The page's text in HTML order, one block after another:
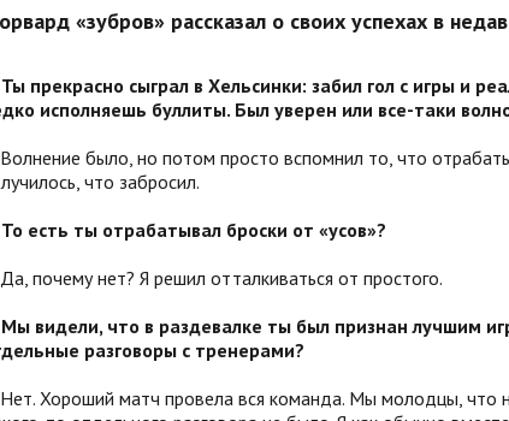
«зубров» рассказал о своих успехах в
прекрасно сыграл в Хельсинки: забил гол с игры и
исполняешь буллиты. Был уверен или все-таки
было, но потом просто вспомнил то, что
что забросил.
есть ты отрабатывал броски от «усов»?
почему нет? Я решил отталкиваться от простого.
видели, что в раздевалке ты был признан лучшим
разговоры с тренерами?
Хороший матч провела вся команда. Мы молодцы, что